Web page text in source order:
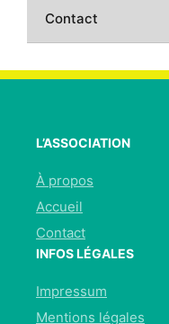
Contact
L’ASSOCIATION
À propos
Accueil
Contact
INFOS LÉGALES
Impressum
Mentions légales